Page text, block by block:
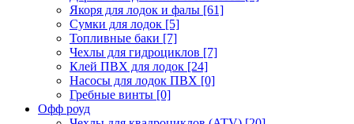
Якоря для лодок и фалы [61]
Сумки для лодок [5]
Топливные баки [7]
Чехлы для гидроциклов [7]
Клей ПВХ для лодок [24]
Насосы для лодок ПВХ [0]
Гребные винты [0]
Офф роуд